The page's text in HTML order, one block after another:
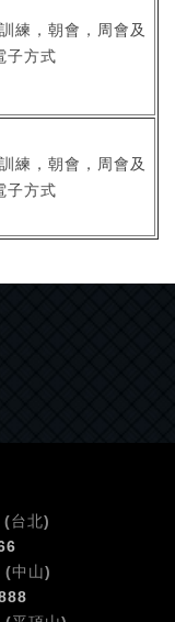
練，朝會，周會及
子方式
練，朝會，周會及
子方式
(台北)
(中山)